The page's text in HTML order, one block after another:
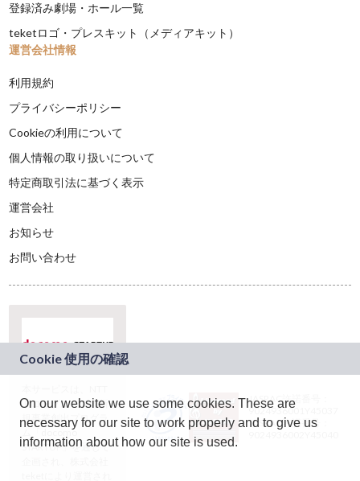
登録済み劇場・ホール一覧
teketロゴ・プレスキット（メディアキット）
運営会社情報
利用規約
プライバシーポリシー
Cookieの利用について
個人情報の取り扱いについて
特定商取引法に基づく表示
運営会社
お知らせ
お問い合わせ
ドコモグループの新
規事業創出プログラ
ム「docomo
STARTUP」を通じて
JASRAC許諾番号：
9024936001Y45037
JASRAC許諾番号：
On our website we use some cookies. These are
necessary for our site to work properly and to give us
information about how our site is used.